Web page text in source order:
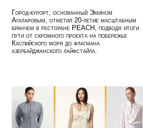
Город-курорт, основанный Эмином
Агаларовым, отметил 20-летие масштабным
бранчем в ресторане PEACH, подводя итоги
пути от скромного проекта на побережье
Каспийского моря до флагмана
азербайджанского лайфстайла.